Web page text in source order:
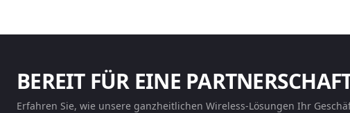
BEREIT FÜR EINE
Erfahren Sie, wie unsere ganzheitlichen Wireless-Lösungen Ihr